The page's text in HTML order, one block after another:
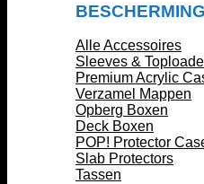
BESCHERMING
Alle Accessoires
Sleeves &
Premium Acrylic
Verzamel Mappen
Opberg Boxen
Deck Boxen
POP! Protector
Slab Protectors
Tassen